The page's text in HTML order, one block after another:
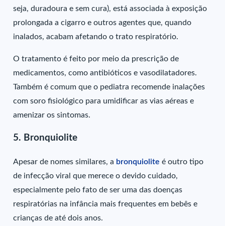
seja, duradoura e sem cura), está associada à exposição
prolongada a cigarro e outros agentes que, quando
inalados, acabam afetando o trato respiratório.
O tratamento é feito por meio da prescrição de
medicamentos, como antibióticos e vasodilatadores.
Também é comum que o pediatra recomende inalações
com soro fisiológico para umidificar as vias aéreas e
amenizar os sintomas.
5. Bronquiolite
Apesar de nomes similares, a bronquiolite é outro tipo
de infecção viral que merece o devido cuidado,
especialmente pelo fato de ser uma das doenças
respiratórias na infância mais frequentes em bebês e
crianças de até dois anos.